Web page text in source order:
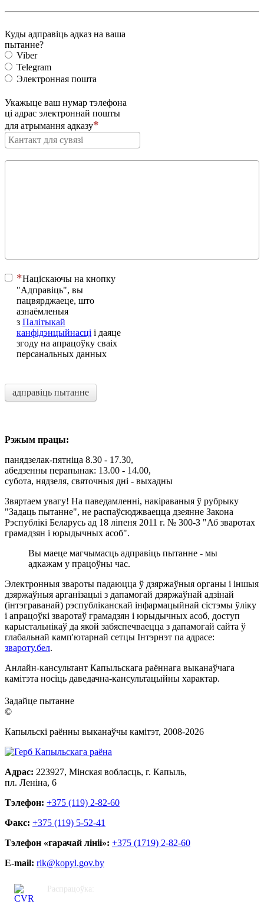
Куды адправіць адказ на ваша
пытанне?
Viber
Telegram
Электронная пошта
Укажыце ваш нумар тэлефона
ці адрас электроннай пошты
для атрымання адказу
Націскаючы на ​​кнопку
"Адправіць", вы
пацвярджаеце, што
азнаёмленыя
з Палітыкай
канфідэнцыйнасці і даяце
згоду на апрацоўку сваіх
персанальных данных
адправіць пытанне
Рэжым працы:
панядзелак-пятніца 8.30 - 17.30,
абедзенны перапынак: 13.00 - 14.00,
субота, нядзеля, святочныя дні - выхадны
Звяртаем увагу! На паведамленні, накіраваныя ў рубрыку
"Задаць пытанне", не распаўсюджваецца дзеянне Закона
Рэспублікі Беларусь ад 18 ліпеня 2011 г. № 300-З "Аб зваротах
грамадзян і юрыдычных асоб".
Вы маеце магчымасць адправіць пытанне - мы
адкажам у працоўны час.
Электронныя звароты падаюцца ў дзяржаўныя органы і іншыя
дзяржаўныя арганізацыі з дапамогай дзяржаўнай адзінай
(інтэграванай) рэспубліканскай інфармацыйнай сістэмы ўліку
і апрацоўкі зваротаў грамадзян і юрыдычных асоб, доступ
карыстальнікаў да якой забяспечваецца з дапамогай сайта ў
глабальнай камп'ютарнай сетцы Інтэрнэт па адрасе:
звароту.бел.
Анлайн-кансультант Капыльскага раённага выканаўчага
камітэта носіць даведачна-кансультацыйны характар.
Задайце пытанне
©
Капыльскі раённы выканаўчы камітэт, 2008-2026
Адрас: 223927, Мінская вобласць, г. Капыль,
пл. Леніна, 6
Тэлефон: +375 (119) 2-82-60
Факс: +375 (119) 5-52-41
Тэлефон «гарачай лініі»: +375 (1719) 2-82-60
E-mail: rik@kopyl.gov.by
Распрацоўка: